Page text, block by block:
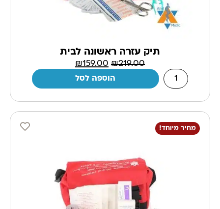
תיק עזרה ראשונה לבית
₪219.00
₪159.00
הוספה לסל
מחיר מיוחד!